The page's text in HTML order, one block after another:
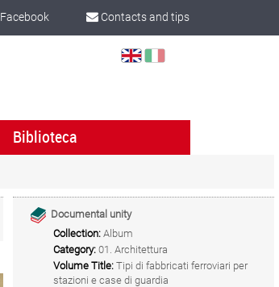
Contacts and tips
Facebook
Select
Biblioteca
Documental unity
Collection: Album
Category: 01. Architettura
Volume Title: Tipi di fabbricati ferroviari per
stazioni e case di guardia